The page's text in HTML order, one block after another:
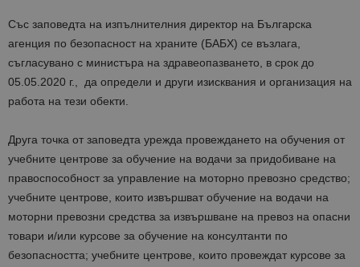
Със заповедта на изпълнителния директор на Българска
агенция по безопасност на храните (БАБХ) се възлага,
съгласувано с министъра на здравеопазването, в срок до
05.05.2020 г., да определи и други изисквания и организация на
работа на тези обекти.
Друга точка от заповедта урежда провеждането на обучения от
учебните центрове за обучение на водачи за придобиване на
правоспособност за управление на моторно превозно средство;
учебните центрове, които извършват обучение на водачи на
моторни превозни средства за извършване на превоз на опасни
товари и/или курсове за обучение на консултанти по
безопасността; учебните центрове, които провеждат курсове за